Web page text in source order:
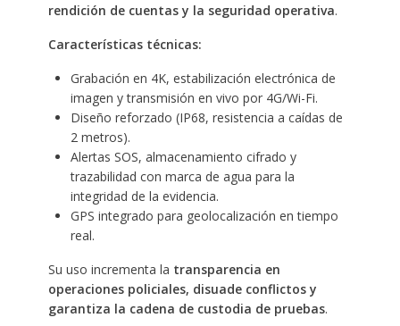
rendición de cuentas y la seguridad operativa.
Características técnicas:
Grabación en 4K, estabilización electrónica de
imagen y transmisión en vivo por 4G/Wi-Fi.
Diseño reforzado (IP68, resistencia a caídas de
2 metros).
Alertas SOS, almacenamiento cifrado y
trazabilidad con marca de agua para la
integridad de la evidencia.
GPS integrado para geolocalización en tiempo
real.
Su uso incrementa la transparencia en
operaciones policiales, disuade conflictos y
garantiza la cadena de custodia de pruebas.